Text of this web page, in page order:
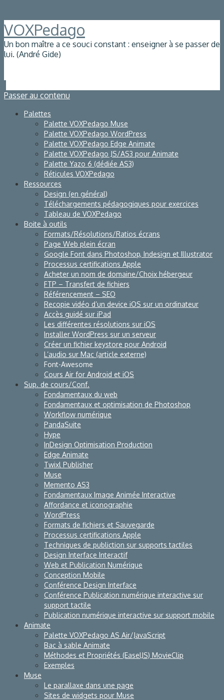
VOXPedago
Un bon maître a ce souci constant : enseigner à se passer de
lui. (André Gide)
Passer au contenu
Palettes
Palette VOXPedago Muse
Palette VOXPedago WordPress
Palette VOXPedago Edge Animate
Palette VOXPedago JS/AS3 pour Animate
Palette Yazo 6 (dédiée AS3)
Réticules VOXPedago
Ressources
Design (en général)
Téléchargements pédagogiques pour exercices
Tableau de VOXPedago
Boite à outils
Formats/Résolutions/Ratios écrans
Page Web plein écran
Google Font dans Photoshop, Indesign et Illustrator
Processus certifications Apple
Acheter un nom de domaine/Choix hébergeur
FTP – Transfert de fichiers
Référencement – SEO
Recopie vidéo d’un device iOS sur un ordinateur
Accès guidé sur iPad
Les différentes résolutions sur iOS
Installer WordPress sur un serveur
Créer un fichier keystore pour Android
L’audio sur Mac (article externe)
Font-Awesome
Cours Air for Android et iOS
Sup. de cours/Conf.
Fondamentaux du web
Fondamentaux et optimisation de Photoshop
Workflow numérique
PandaSuite
Hype
InDesign Optimisation Production
Edge Animate
Twixl Publisher
Muse
Memento AS3
Fondamentaux Image Animée Interactive
Affordance et iconographie
WordPress
Formats de fichiers et Sauvegarde
Processus certifications Apple
Techniques de publiction sur supports tactiles
Design Interface Interactif
Web et Publication Numérique
Conception Mobile
Conférence Design Interface
Conférence Publication numérique interactive sur
support tactile
Publication numérique interactive sur support mobile
Animate
Palette VOXPedago AS Air/JavaScript
Bac à sable Animate
Méthodes et Propriétés (EaselJS) MovieClip
Exemples
Muse
Le parallaxe dans une page
Sites de widgets pour Muse